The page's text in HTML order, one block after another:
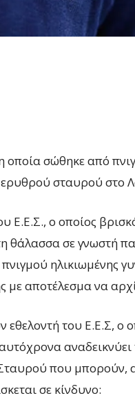
η οποία σώθηκε από
σταυρού στο
Ε.Ε.Σ., ο οποίος
θάλασσα σε γνωστή
ηλικιωμένης
με αποτέλεσμα να
του Ε.Ε.Σ, ο
που μπορούν,
σε κίνδυνο: